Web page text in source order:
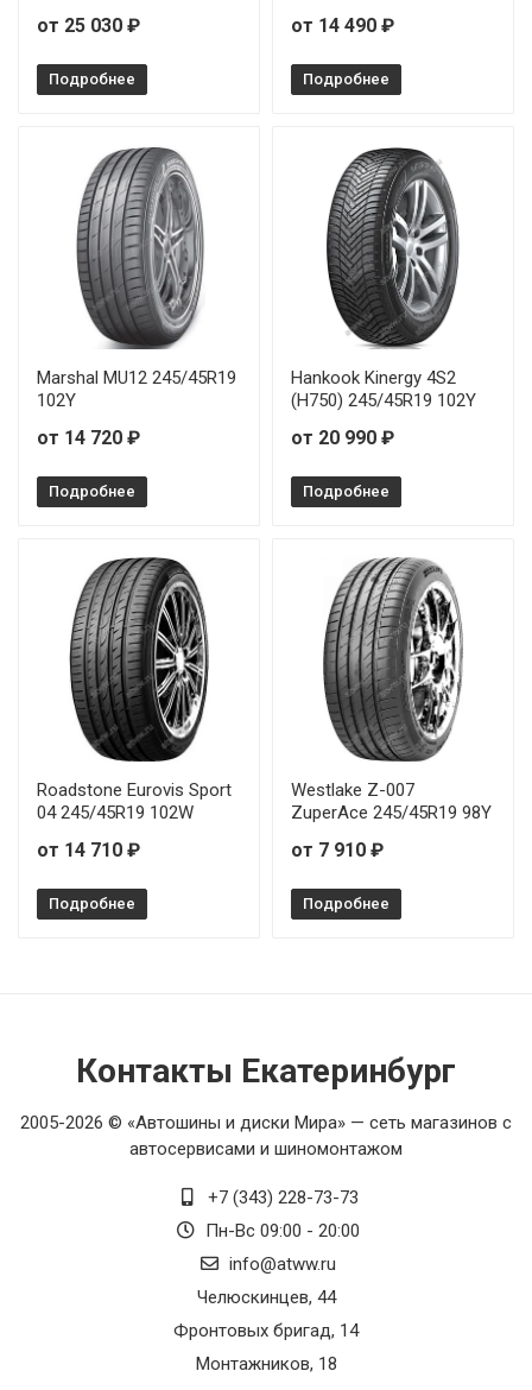
от 25 030 ₽
Подробнее
от 14 490 ₽
Подробнее
Marshal MU12 245/45R19
102Y
от 14 720 ₽
Подробнее
Hankook Kinergy 4S2
(H750) 245/45R19 102Y
от 20 990 ₽
Подробнее
Roadstone Eurovis Sport
04 245/45R19 102W
от 14 710 ₽
Подробнее
Westlake Z-007
ZuperAce 245/45R19 98Y
от 7 910 ₽
Подробнее
Контакты Екатеринбург
2005-2026 © «Автошины и диски Мира» — сеть магазинов с
автосервисами и шиномонтажом
+7 (343) 228-73-73
Пн-Вс 09:00 - 20:00
info@atww.ru
Челюскинцев, 44
Фронтовых бригад, 14
Монтажников, 18